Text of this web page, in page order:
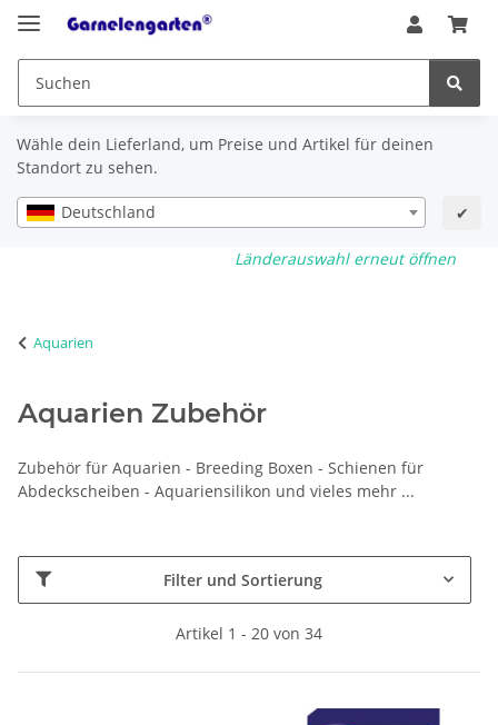
Wähle dein Lieferland, um Preise und Artikel für deinen
Standort zu sehen.
Deutschland ✔
Länderauswahl erneut öffnen
Aquarien
Aquarien Zubehör
Zubehör für Aquarien - Breeding Boxen - Schienen für
Abdeckscheiben - Aquariensilikon und vieles mehr ...
Filter und Sortierung
Artikel 1 - 20 von 34